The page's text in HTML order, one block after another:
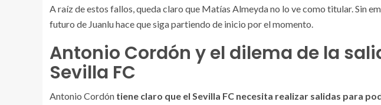
A raíz de estos fallos, queda claro que Matías Almeyda no lo ve como titular. Sin
futuro de Juanlu hace que siga partiendo de inicio por el momento.
Antonio Cordón y el dilema de la
Sevilla FC
Antonio Cordón tiene claro que el Sevilla FC necesita realizar salidas para